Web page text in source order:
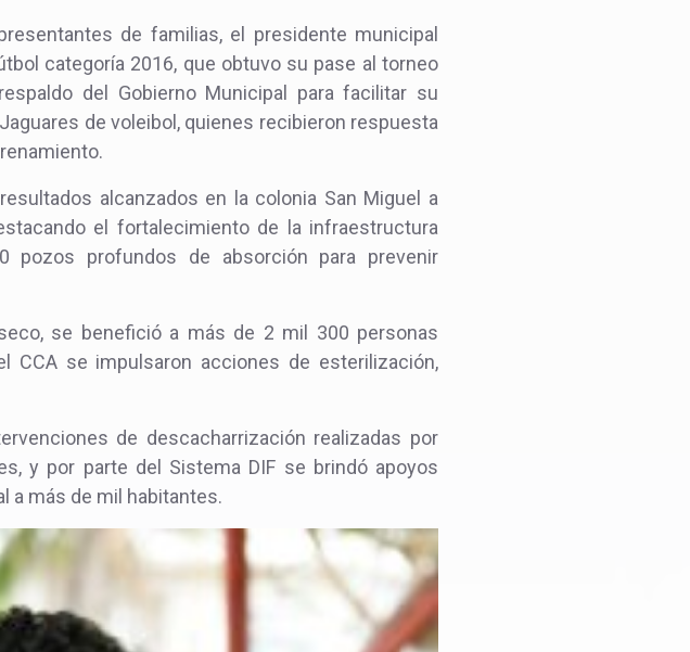
de familias, el presidente municipal
categoría 2016, que obtuvo su pase al torneo
del Gobierno Municipal para facilitar su
de voleibol, quienes recibieron respuesta
alcanzados en la colonia San Miguel a
el fortalecimiento de la infraestructura
profundos de absorción para prevenir
se benefició a más de 2 mil 300 personas
CCA se impulsaron acciones de esterilización,
de descacharrización realizadas por
y por parte del Sistema DIF se brindó apoyos
a más de mil habitantes.